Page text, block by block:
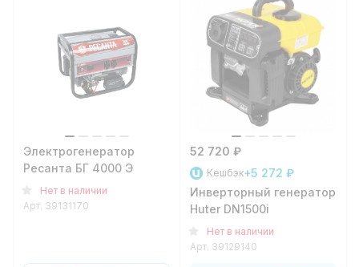
Электрогенератор
Ресанта БГ 4000 Э
Нет в наличии
Арт. 39131170
52 720 ₽
Кешбэк+5 272 ₽
Инверторный генератор
Huter DN1500i
Нет в наличии
Арт. 39129140